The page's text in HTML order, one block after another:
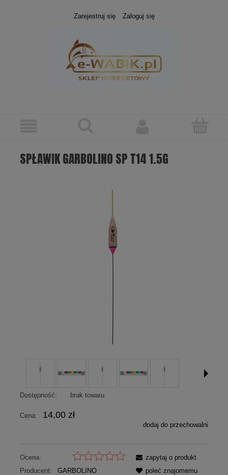
Zarejestruj się Zaloguj się
SPŁAWIK GARBOLINO SP T14 1.5G
Dostępność: brak towaru
Cena: 14,00 zł
dodaj do przechowalni
Ocena:
Producent:
GARBOLINO
zapytaj o produkt
poleć znajomemu